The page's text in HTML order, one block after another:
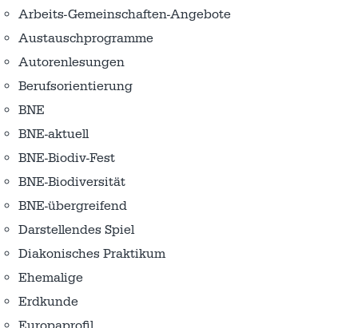
Arbeits-Gemeinschaften-Angebote
Austausch­programme
Autorenlesungen
Berufsorientierung
BNE
BNE-aktuell
BNE-Biodiv-Fest
BNE-Biodiversität
BNE-übergreifend
Darstellendes Spiel
Diakonisches Praktikum
Ehemalige
Erdkunde